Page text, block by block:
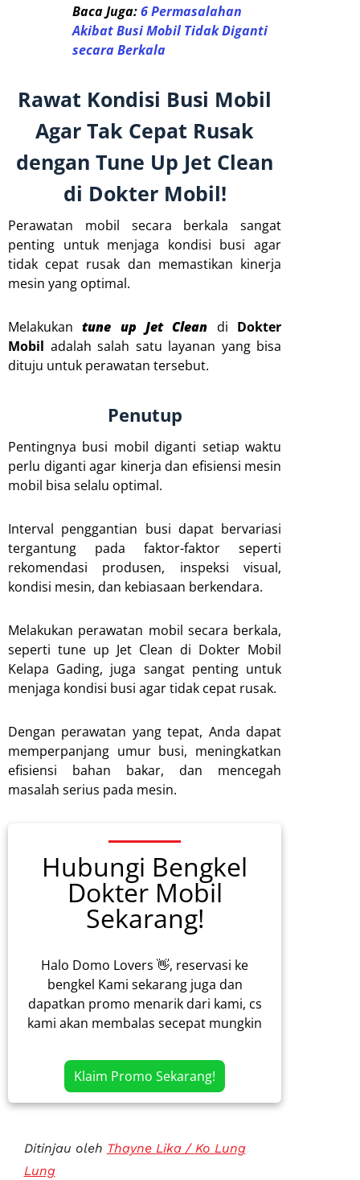
Baca Juga:6 Permasalahan
Akibat Busi Mobil Tidak Diganti
secara Berkala
Rawat Kondisi Busi Mobil
Agar Tak Cepat Rusak
dengan Tune Up Jet Clean
di Dokter Mobil!
Perawatan mobil secara berkala sangat
penting untuk menjaga kondisi busi agar
tidak cepat rusak dan memastikan kinerja
mesin yang optimal.
Melakukantune up Jet Clean di Dokter
Mobil adalah salah satu layanan yang bisa
dituju untuk perawatan tersebut.
Penutup
Pentingnya busi mobil diganti setiap waktu
perlu diganti agar kinerja dan efisiensi mesin
mobil bisa selalu optimal.
Interval penggantian busi dapat bervariasi
tergantung pada faktor-faktor seperti
rekomendasi produsen, inspeksi visual,
kondisi mesin, dan kebiasaan berkendara.
Melakukan perawatan mobil secara berkala,
seperti tune up Jet Clean di Dokter Mobil
Kelapa Gading, juga sangat penting untuk
menjaga kondisi busi agar tidak cepat rusak.
Dengan perawatan yang tepat, Anda dapat
memperpanjang umur busi, meningkatkan
efisiensi bahan bakar, dan mencegah
masalah serius pada mesin.
Hubungi Bengkel
Dokter Mobil
Sekarang!
Halo Domo Lovers 👋, reservasi ke
bengkel Kami sekarang juga dan
dapatkan promo menarik dari kami, cs
kami akan membalas secepat mungkin
Klaim Promo Sekarang!
Ditinjau oleh Thayne Lika / Ko Lung
Lung